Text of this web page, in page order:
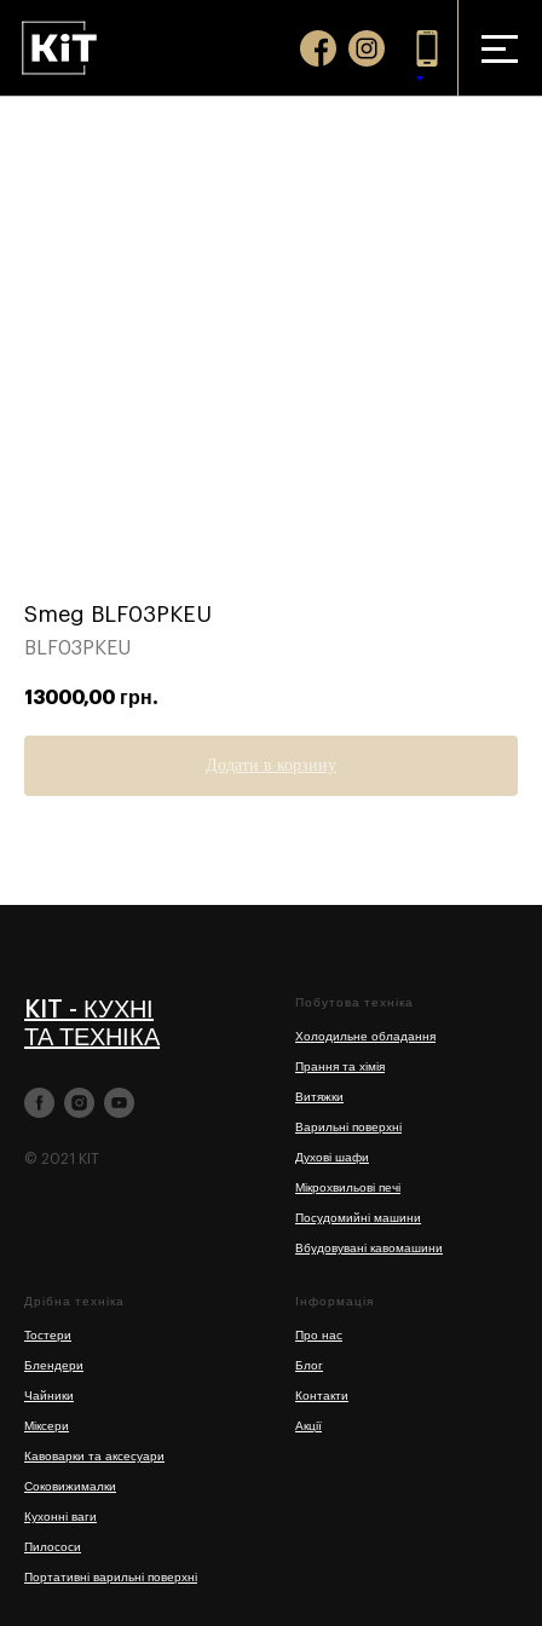
Smeg BLF03PKEU
BLF03PKEU
13000,00 грн.
Додати в корзину
KIT - КУХНІ
ТА ТЕХНІКА
© 2021 KIT
Побутова техніка
Холодильне обладання
Прання та хімія
Витяжки
Варильні поверхні
Духові шафи
Мікрохвильові печі
Посудомийні машини
Вбудовувані кавомашини
Дрібна техніка
Тостери
Блендери
Чайники
Міксери
Кавоварки та аксесуари
Соковижималки
Кухонні ваги
Пилососи
Портативні варильні поверхні
Інформація
Про нас
Блог
Контакти
Акції